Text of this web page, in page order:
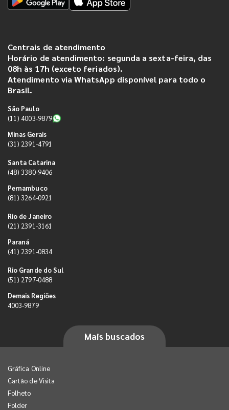
Centrais de atendimento
Horário de atendimento: segunda a sexta-feira, das
08h às 17h (exceto feriados).
Atendimento via WhatsApp disponível para todo o
Brasil.
São Paulo
(11) 4003-9879
Minas Gerais
(31) 2391-4791
Santa Catarina
(48) 3380-9406
Pernambuco
(81) 3264-0921
Rio de Janeiro
(21) 2391-3161
Paraná
(41) 2391-0834
Rio Grande do Sul
(51) 2797-0488
Demais Regiões
4003-9879
Mais buscados
Gráfica Online
Cartão de Visita
Folheto
Folder